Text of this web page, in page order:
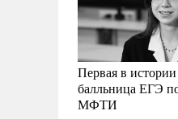
Первая в
балльница ЕГЭ
МФТИ